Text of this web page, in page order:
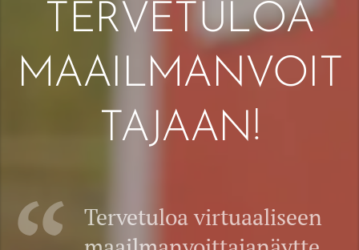
TERVETULOA
MAAILMANVOIT
TAJAAN!
Tervetuloa virtuaaliseen